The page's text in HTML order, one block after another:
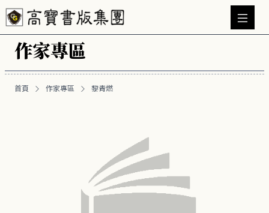
作家專區
首頁 作家專區 黎青燃